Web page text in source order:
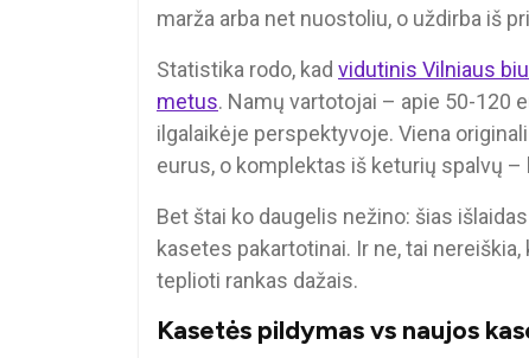
marža arba net nuostoliu, o uždirba iš
Statistika rodo, kad vidutinis Vilniaus
metus. Namų vartotojai – apie 50-120
ilgalaikėje perspektyvoje. Viena
eurus, o komplektas iš keturių spalvų –
Bet štai ko daugelis nežino: šias
kasetes pakartotinai. Ir ne, tai
teplioti rankas dažais.
Kasetės pildymas vs naujos